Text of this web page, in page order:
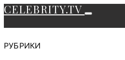
CELEBRITY.TV
РУБРИКИ